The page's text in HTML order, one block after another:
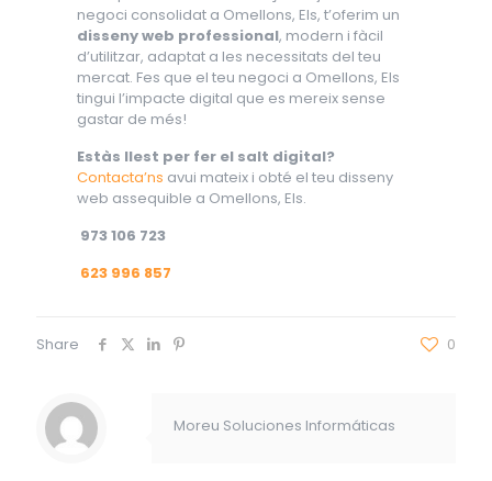
negoci consolidat a Omellons, Els, t’oferim un
disseny web professional, modern i fàcil
d’utilitzar, adaptat a les necessitats del teu
mercat. Fes que el teu negoci a Omellons, Els
tingui l’impacte digital que es mereix sense
gastar de més!
Estàs llest per fer el salt digital?
Contacta’ns avui mateix i obté el teu disseny
web assequible a Omellons, Els.
973 106 723
623 996 857
Share 0
Moreu Soluciones Informáticas